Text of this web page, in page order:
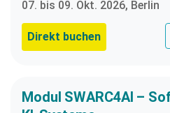
07. bis 09. Okt. 2026, Berlin
Direkt buchen
Modul SWARC4AI –